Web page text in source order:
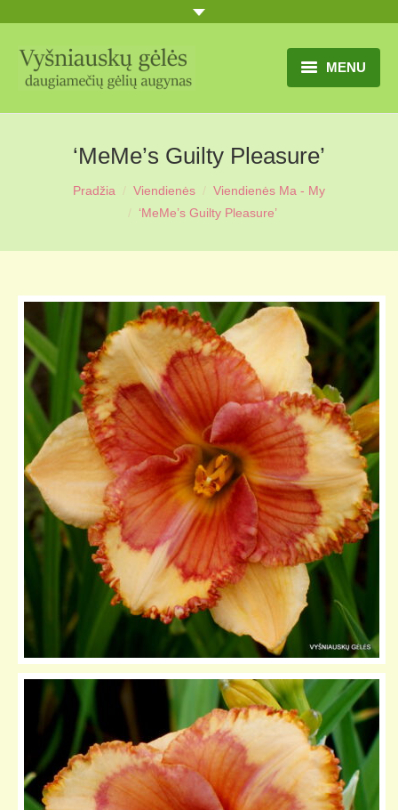
MENU
TITULINIS
GĖLIŲ KATALOGAS
PRANEŠIMAI
APIE MUS
MŪSŲ SODYBA
MŪSŲ AUGYNAS
KELIONIŲ GALERIJA
‘MeMe’s Guilty Pleasure’
Pradžia Viendienės
Viendienės Ma - My
‘MeMe’s Guilty Pleasure’